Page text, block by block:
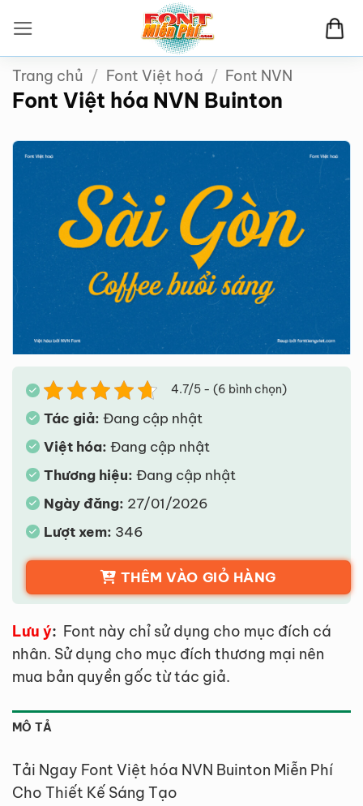
qua
nội
dung
Trang chủ / Font Việt hoá / Font NVN
Font Việt hóa NVN Buinton
4.7/5 - (6 bình chọn)
Tác giả: Đang cập nhật
Việt hóa: Đang cập nhật
Thương hiệu: Đang cập nhật
Ngày đăng: 27/01/2026
Lượt xem: 346
THÊM VÀO GIỎ HÀNG
Lưu ý: Font này chỉ sử dụng cho mục đích cá
nhân. Sử dụng cho mục đích thương mại nên
mua bản quyền gốc từ tác giả.
MÔ TẢ
Tải Ngay Font Việt hóa NVN Buinton Miễn Phí
Cho Thiết Kế Sáng Tạo